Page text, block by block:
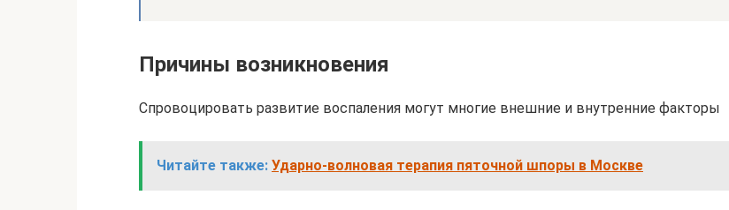
Причины возникновения
Спровоцировать развитие воспаления могут многие внешние и внутренние факторы
Читайте также: Ударно-волновая терапия пяточной шпоры в Москве